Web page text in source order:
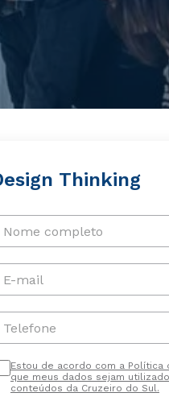
Thinking
Nome completo
E-mail
Telefone
Estou de acordo com a Política
que meus dados sejam
conteúdos da Cruzeiro do Sul.